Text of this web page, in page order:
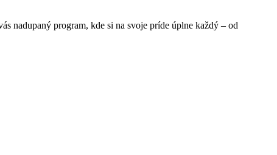
nadupaný program, kde si na svoje príde úplne každý – od